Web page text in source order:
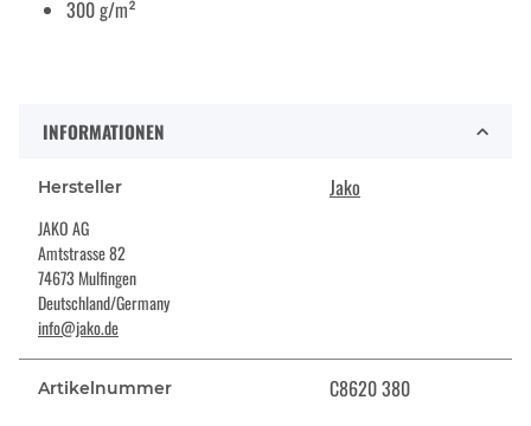
300 g/m²
INFORMATIONEN
Hersteller Jako
JAKO AG
Amtstrasse 82
74673 Mulfingen
Deutschland/Germany
info@jako.de
Artikelnummer C8620 380